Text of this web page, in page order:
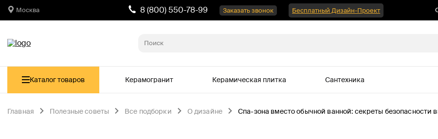
Москва 8 (800) 550-78-99 Заказать звонок Бесплатный Дизайн-Проект
Каталог товаров Керамогранит Керамическая плитка Сантехника
Главная Полезные советы Все подборки О дизайне Спа-зона вместо обычной ванной: секреты безопасности